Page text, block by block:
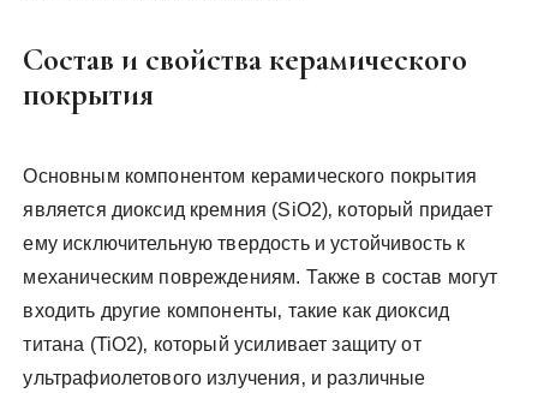
Состав и свойства керамического
покрытия
Основным компонентом керамического покрытия
является диоксид кремния (SiO2)‚ который придает
ему исключительную твердость и устойчивость к
механическим повреждениям. Также в состав могут
входить другие компоненты‚ такие как диоксид
титана (TiO2)‚ который усиливает защиту от
ультрафиолетового излучения‚ и различные